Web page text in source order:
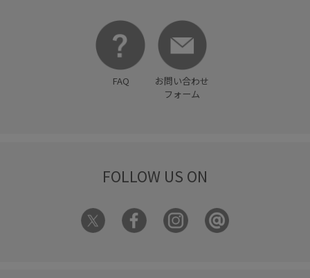
FAQ
お問い合わせ
フォーム
FOLLOW US ON